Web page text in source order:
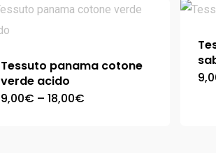
Tessuto panama cotone
verde acido
9,00€ – 18,00€